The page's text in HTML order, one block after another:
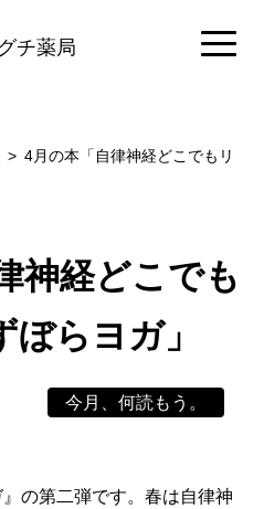
チ薬局
4月の本「自律神経どこでもリ
神経どこでも
ぼらヨガ」
今月、何読もう。
の第二弾です。春は自律神